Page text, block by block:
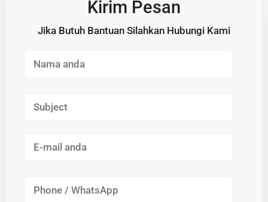
Kirim Pesan
Jika Butuh Bantuan Silahkan Hubungi Kami